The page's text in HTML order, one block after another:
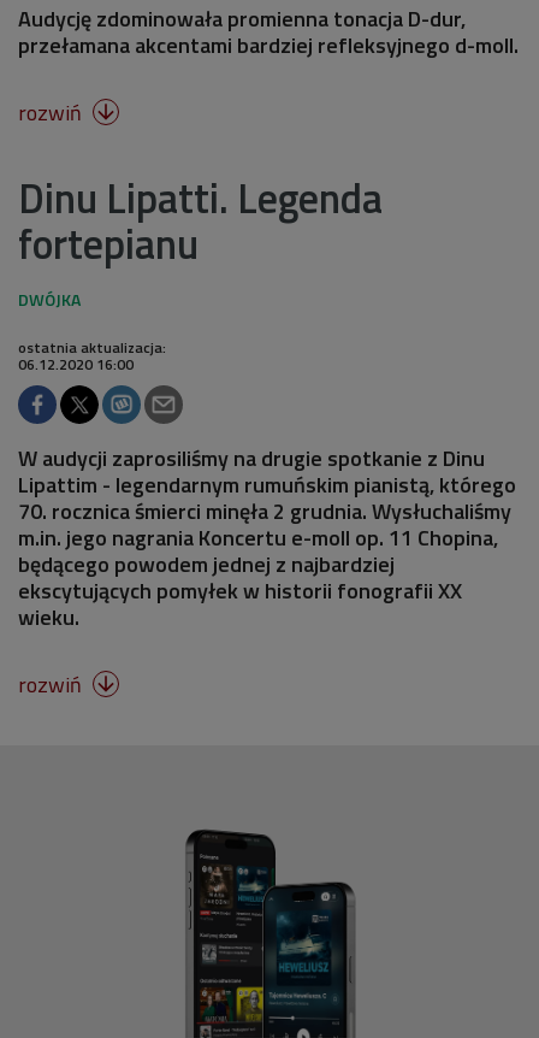
Audycję zdominowała promienna tonacja D-dur,
przełamana akcentami bardziej refleksyjnego d-moll.
rozwiń 
Dinu Lipatti. Legenda
fortepianu
ostatnia aktualizacja:
06.12.2020 16:00
W audycji zaprosiliśmy na drugie spotkanie z Dinu
Lipattim - legendarnym rumuńskim pianistą, którego
70. rocznica śmierci minęła 2 grudnia. Wysłuchaliśmy
m.in. jego nagrania Koncertu e-moll op. 11 Chopina,
będącego powodem jednej z najbardziej
ekscytujących pomyłek w historii fonografii XX
wieku.
rozwiń 